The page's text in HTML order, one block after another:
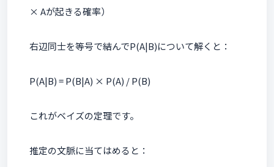
× Aが起きる確率）
右辺同士を等号で結んでP(A|B)について解くと：
P(A|B) = P(B|A) × P(A) / P(B)
これがベイズの定理です。
推定の文脈に当てはめると：